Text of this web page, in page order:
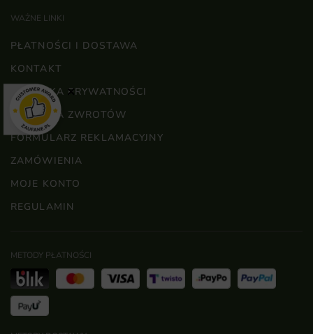
WAŻNE LINKI
PŁATNOŚCI I DOSTAWA
KONTAKT
POLITYKA PRYWATNOŚCI
POLITYKA ZWROTÓW
FORMULARZ REKLAMACYJNY
ZAMÓWIENIA
MOJE KONTO
REGULAMIN
METODY PŁATNOŚCI
×